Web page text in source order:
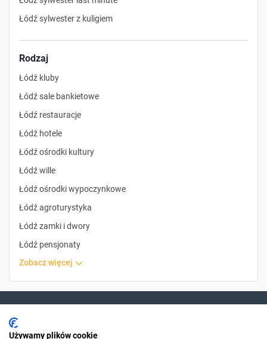
Łódź sylwester z kuligiem
Rodzaj
Łódź kluby
Łódź sale bankietowe
Łódź restauracje
Łódź hotele
Łódź ośrodki kultury
Łódź wille
Łódź ośrodki wypoczynkowe
Łódź agroturystyka
Łódź zamki i dwory
Łódź pensjonaty
zobacz więcej
Dla szukających
Używamy plików cookie